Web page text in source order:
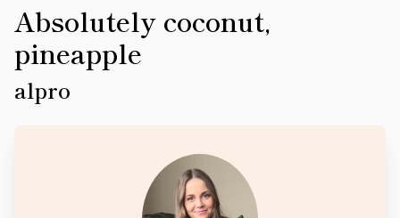
Absolutely coconut,
pineapple
alpro